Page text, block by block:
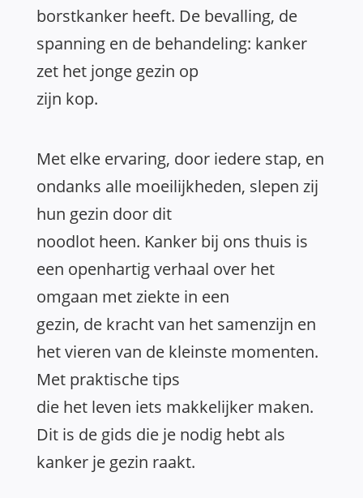
borstkanker heeft. De bevalling, de
spanning en de behandeling: kanker
zet het jonge gezin op
zijn kop.
Met elke ervaring, door iedere stap, en
ondanks alle moeilijkheden, slepen zij
hun gezin door dit
noodlot heen. Kanker bij ons thuis is
een openhartig verhaal over het
omgaan met ziekte in een
gezin, de kracht van het samenzijn en
het vieren van de kleinste momenten.
Met praktische tips
die het leven iets makkelijker maken.
Dit is de gids die je nodig hebt als
kanker je gezin raakt.